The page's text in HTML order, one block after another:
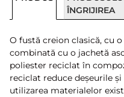
ÎNGRIJIREA
O fustă creion clasică, cu
combinată cu o jachetă
poliester reciclat în
reciclat reduce deșeurile
utilizarea materialelor